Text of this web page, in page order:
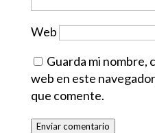
Web
Guarda mi
web en este
que comente.
Enviar comentario